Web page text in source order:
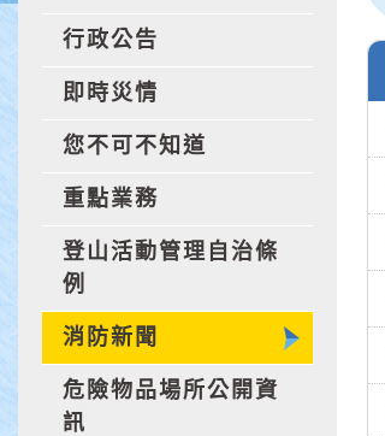
行政公告
即時災情
您不可不知道
重點業務
登山活動管理自治條
例
消防新聞
危險物品場所公開資
訊